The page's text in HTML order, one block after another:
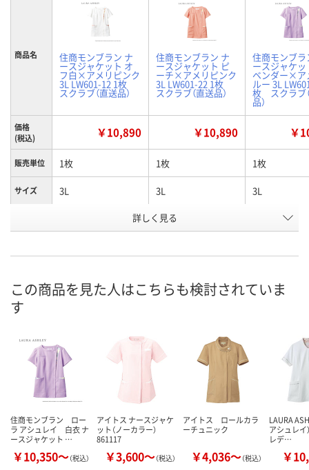
商品名 住商モンブラン ナ
ースジャケット オ
フ白×アメリピンク
3L LW601-12 1枚
スクラブ（直送品）
住商モンブラン ナ
ースジャケット ピ
ーチ×アメリピンク
3L LW601-22 1枚
スクラブ（直送品）
住商モンブラ
ースジャケッ
ベンダー×ア
ルー 3L
枚 スクラブ
品）
価格
(税込)
￥10,890 ￥10,890 ￥
販売単位 1枚 1枚 1枚
サイズ 3L 3L 3L
オフホワイト×アメ
リ ピンク
ピーチ×アメリ ピ
ンク
ラベンダー
ブルー
お申込番
在庫 あり あり あり
数量
カゴへ
数量
カゴへ カ
詳しく見る
この商品を見た人はこちらも検討されていま
す
住商モンブラン ロー
ラ アシュレイ 白衣 ナ
ースジャケット …
￥10,350～（税込）
アイトス ナースジャケ
ット（ノーカラー）
861117
￥3,600～（税込）
アイトス ロールカラ
ーチュニック
￥4,036～（税込）
LAURA
アシュレイ
レデ…
￥